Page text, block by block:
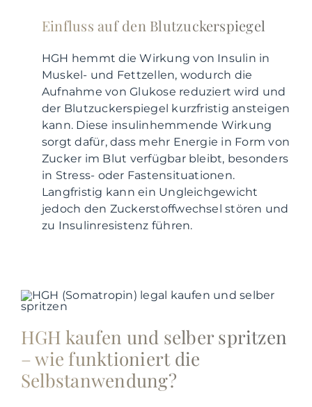
Einfluss auf den Blutzuckerspiegel
HGH hemmt die Wirkung von Insulin in
Muskel- und Fettzellen, wodurch die
Aufnahme von Glukose reduziert wird und
der Blutzuckerspiegel kurzfristig ansteigen
kann. Diese insulinhemmende Wirkung
sorgt dafür, dass mehr Energie in Form von
Zucker im Blut verfügbar bleibt, besonders
in Stress- oder Fastensituationen.
Langfristig kann ein Ungleichgewicht
jedoch den Zuckerstoffwechsel stören und
zu Insulinresistenz führen.
HGH kaufen und selber spritzen
– wie funktioniert die
Selbstanwendung?